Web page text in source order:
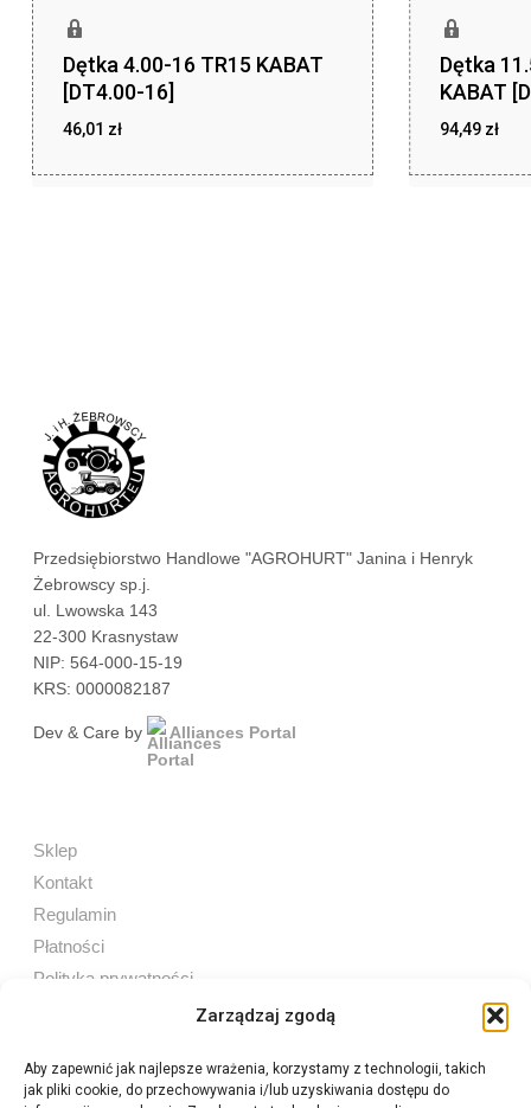
Zarządzaj zgodą
Aby zapewnić jak najlepsze wrażenia, korzystamy z technologii, takich
jak pliki cookie, do przechowywania i/lub uzyskiwania dostępu do
Dętka 4.00-16 TR15 KABAT
[DT4.00-16]
46,01 zł
Dętka
KABAT
94,49 zł
Przedsiębiorstwo Handlowe "AGROHURT" Janina i Henryk
Żebrowscy sp.j.
ul. Lwowska 143
22-300 Krasnystaw
NIP: 564-000-15-19
KRS: 0000082187
Dev & Care by Alliances Portal
Sklep
Kontakt
Regulamin
Płatności
Polityka prywatności
Sprzedaż internetowa